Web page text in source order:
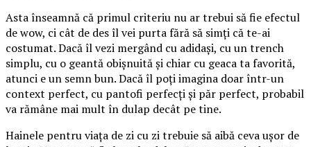
Asta înseamnă că primul criteriu nu ar trebui să fie efectul
de wow, ci cât de des îl vei purta fără să simți că te-ai
costumat. Dacă îl vezi mergând cu adidași, cu un trench
simplu, cu o geantă obișnuită și chiar cu geaca ta favorită,
atunci e un semn bun. Dacă îl poți imagina doar într-un
context perfect, cu pantofi perfecți și păr perfect, probabil
va rămâne mai mult în dulap decât pe tine.
Hainele pentru viața de zi cu zi trebuie să aibă ceva ușor de